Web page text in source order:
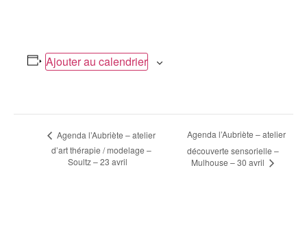
Ajouter au calendrier
Navigation
Évènement
Agenda l’Aubriète – atelier
d’art thérapie / modelage –
Soultz – 23 avril
Agenda l’Aubriète – atelier
découverte sensorielle –
Mulhouse – 30 avril